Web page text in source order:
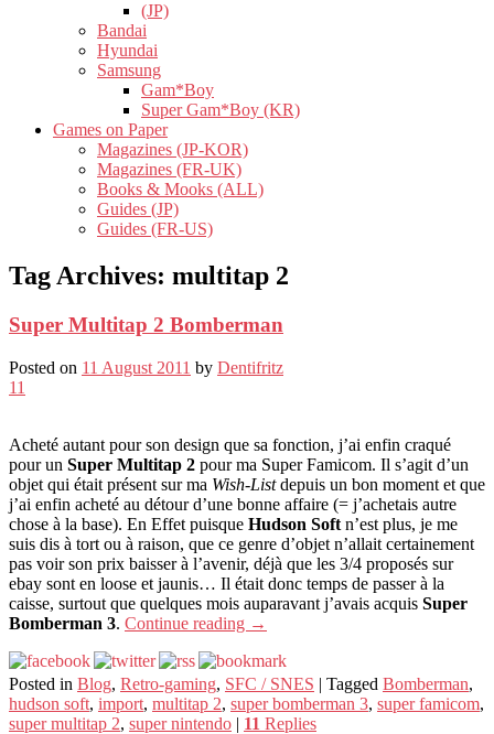
(JP)
Bandai
Hyundai
Samsung
Gam*Boy
Super Gam*Boy (KR)
Games on Paper
Magazines (JP-KOR)
Magazines (FR-UK)
Books & Mooks (ALL)
Guides (JP)
Guides (FR-US)
Tag Archives: multitap 2
Super Multitap 2 Bomberman
Posted on 11 August 2011 by Dentifritz
11
Acheté autant pour son design que sa fonction, j’ai enfin craqué
pour un Super Multitap 2 pour ma Super Famicom. Il s’agit d’un
objet qui était présent sur ma Wish-Listdepuis un bon moment et que
j’ai enfin acheté au détour d’une bonne affaire (= j’achetais autre
chose à la base). En Effet puisque Hudson Soft n’est plus, je me
suis dis à tort ou à raison, que ce genre d’objet n’allait certainement
pas voir son prix baisser à l’avenir, déjà que les 3/4 proposés sur
ebay sont en loose et jaunis… Il était donc temps de passer à la
caisse, surtout que quelques mois auparavant j’avais acquis Super
Bomberman 3. Continue reading →
Posted in Blog, Retro-gaming, SFC / SNES | Tagged Bomberman,
hudson soft, import, multitap 2, super bomberman 3, super famicom,
super multitap 2, super nintendo | 11 Replies